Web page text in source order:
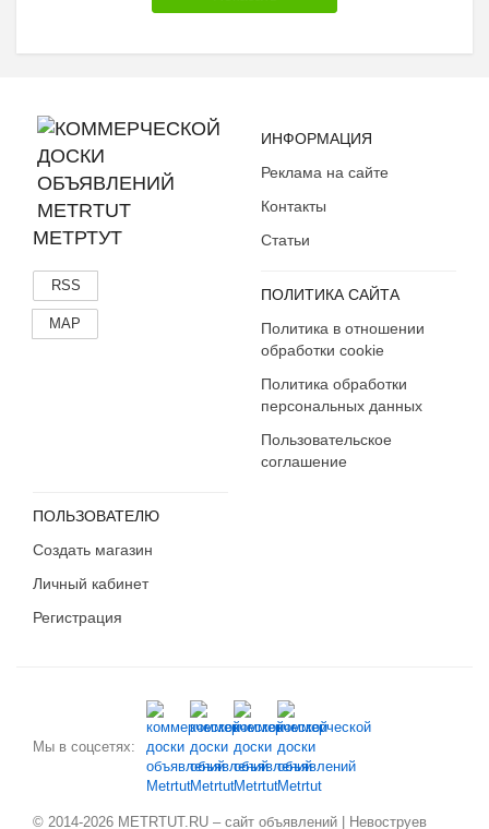
МЕТРТУТ
RSS
MAP
ИНФОРМАЦИЯ
Реклама на сайте
Контакты
Статьи
ПОЛИТИКА САЙТА
Политика в отношении
обработки cookie
Политика обработки
персональных данных
Пользовательское
соглашение
ПОЛЬЗОВАТЕЛЮ
Создать магазин
Личный кабинет
Регистрация
Мы в соцсетях:
© 2014-2026 METRTUT.RU – сайт объявлений | Невоструев